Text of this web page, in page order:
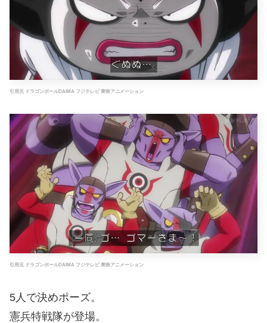
引用元 ドラゴンボールDAIMA フジテレビ 東映アニメーション
引用元 ドラゴンボールDAIMA フジテレビ 東映アニメーション
5人で決めポーズ。
憲兵特戦隊が登場。